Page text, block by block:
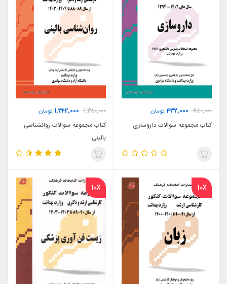
480,000
432,000تومان
کتاب مجموعه سوالات داروسازی
1,380,000
1,242,000 تومان
کتاب مجموعه سوالات روانشناسی
بالینی
10٪ 10٪